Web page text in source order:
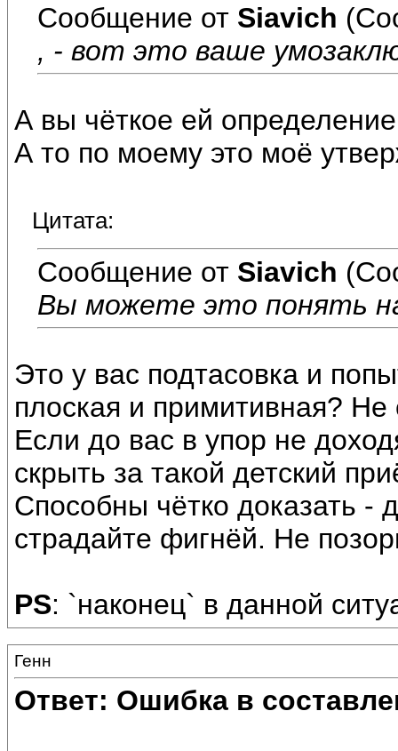
Сообщение от Siavich
, - вот это ваше
А вы чёткое ей
А то по моему это моё
Цитата:
Сообщение от Siavich
Вы можете это понять
Это у вас подтасовка и
плоская и примитивная? Не
Если до вас в упор не
скрыть за такой детский
Способны чётко доказать -
страдайте фигнёй. Не
PS: `наконец` в данной
Генн
Ответ: Ошибка в